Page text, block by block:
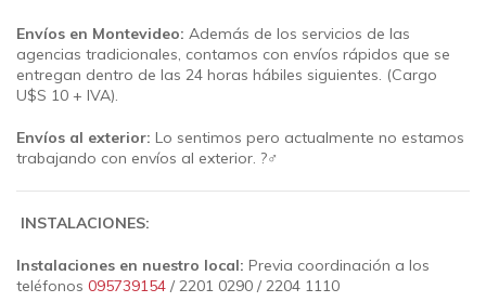
Envíos en Montevideo: Además de los servicios de las
agencias tradicionales, contamos con envíos rápidos que se
entregan dentro de las 24 horas hábiles siguientes. (Cargo
U$S 10 + IVA).
Envíos al exterior: Lo sentimos pero actualmente no estamos
trabajando con envíos al exterior. ?‍♂️
INSTALACIONES:
Instalaciones en nuestro local: Previa coordinación a los
teléfonos 095739154 / 2201 0290 / 2204 1110